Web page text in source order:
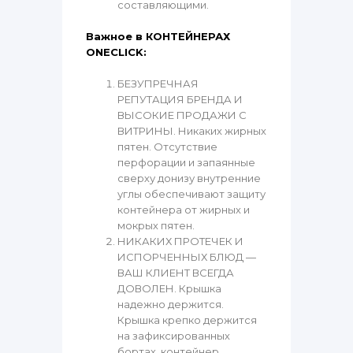
составляющими.
Важное в КОНТЕЙНЕРАХ
ONECLICK:
БЕЗУПРЕЧНАЯ
РЕПУТАЦИЯ БРЕНДА И
ВЫСОКИЕ ПРОДАЖИ С
ВИТРИНЫ. Никаких жирных
пятен. Отсутствие
перфорации и запаянные
сверху донизу внутренние
углы обеспечивают защиту
контейнера от жирных и
мокрых пятен.
НИКАКИХ ПРОТЕЧЕК И
ИСПОРЧЕННЫХ БЛЮД —
ВАШ КЛИЕНТ ВСЕГДА
ДОВОЛЕН. Крышка
надежно держится.
Крышка крепко держится
на зафиксированных